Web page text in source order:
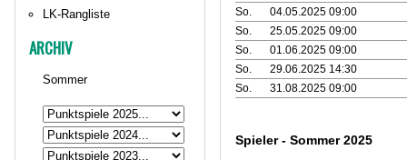
LK-Rangliste
ARCHIV
Sommer
So.
04.05.2025 09:00
So.
25.05.2025 09:00
So.
01.06.2025 09:00
So.
29.06.2025 14:30
So.
31.08.2025 09:00
Spieler - Sommer 2025